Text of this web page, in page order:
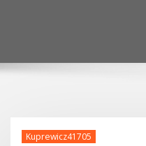
Kuprewicz41705